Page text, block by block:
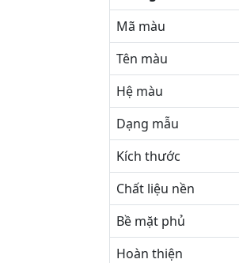
Mã màu
Tên màu
Hệ màu
Dạng mẫu
Kích thước
Chất liệu nền
Bề mặt phủ
Hoàn thiện